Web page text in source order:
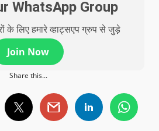
WhatsApp Group
के लिए हमारे व्हाट्सएप ग्रुप से जुड़े
Join Now
Share this...